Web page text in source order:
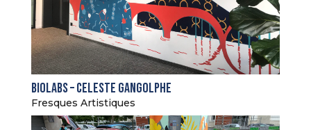
Biolabs – Celeste Gangolphe
Fresques Artistiques